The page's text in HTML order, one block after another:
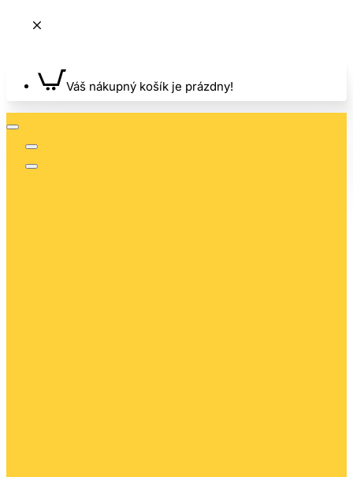
Váš nákupný košík je prázdny!